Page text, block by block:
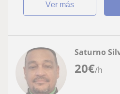
ver más
20€/h
Saturno